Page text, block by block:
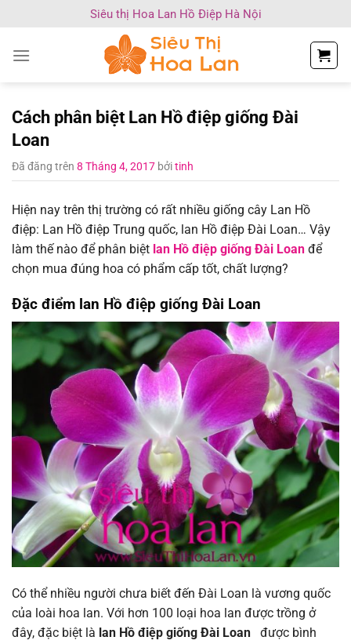
nội
Siêu thị Hoa Lan Hồ Điệp Hà Nội
Cách phân biệt Lan Hồ điệp giống Đài
Loan
Đã đăng trên 8 Tháng 4, 2017 bởitinh
Hiện nay trên thị trường có rất nhiều giống cây Lan Hồ
điệp: Lan Hồ điệp Trung quốc, lan Hồ điệp Đài Loan… Vậy
làm thế nào để phân biệt lan Hồ điệp giống Đài Loan để
chọn mua đúng hoa có phẩm cấp tốt, chất lượng?
Đặc điểm lan Hồ điệp giống Đài Loan
Có thể nhiều người chưa biết đến Đài Loan là vương quốc
của loài hoa lan. Với hơn 100 loại hoa lan được trồng ở
đây, đặc biệt là lan Hồ điệp giống Đài Loan
được bình